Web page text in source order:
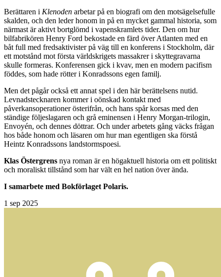
Berättaren i Klenoden arbetar på en biografi om den motsägelsefulle
skalden, och den lederhonom in på en mycket gammal historia, som
närmast är aktivt bortglömd i vapenskramlets tider. Den om hur
bilfabrikören Henry Ford bekostade en färd över Atlanten med en
båt full med fredsaktivister på väg till en konferens i Stockholm, där
ett motstånd mot första världskrigets massakrer i skyttegravarna
skulle formeras. Konferensen gick i kvav, men en modern pacifism
föddes, som hade rötter i Konradssons egen familj.
Men det pågår också ett annat spel i den här berättelsens nutid.
Levnadstecknaren kommer i oönskad kontakt med
påverkansoperationer österifrån, och hans spår korsas med den
ständige följeslagaren och grå eminensen i Henry Morgan-trilogin,
Envoyén, och dennes döttrar. Och under arbetets gång väcks frågan
hos både honom och läsaren om hur man egentligen ska förstå
Heintz Konradssons landstormspoesi.
Klas Östergrens nya roman är en högaktuell historia om ett politiskt
och moraliskt tillstånd som har vält en hel nation över ända.
I samarbete med Bokförlaget Polaris.
1 sep 2025